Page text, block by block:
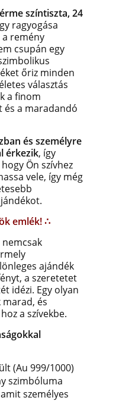
színtiszta, 24
ragyogása
a remény
csupán egy
őriz minden
választás
a finom
és a maradandó
és személyre
érkezik, így
Ön szívhez
vele, így még
emlék! ∴
nemcsak
ajándék
a szeretetet
idézi. Egy olyan
és
a szívekbe.
(Au 999/1000)
szimbóluma
személyes